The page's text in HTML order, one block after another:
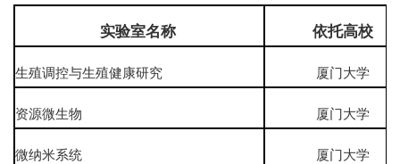
实验室名称 依托高校
生殖调控与生殖健康研究 厦门大学
资源微生物 厦门大学
微纳米系统 厦门大学